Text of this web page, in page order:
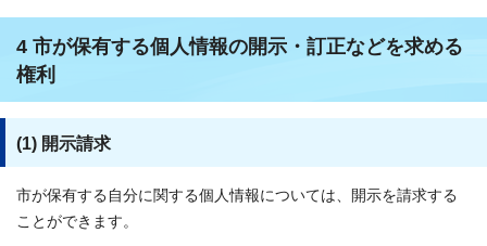
4 市が保有する個人情報の開示・訂正などを求める
権利
(1) 開示請求
市が保有する自分に関する個人情報については、開示を請求する
ことができます。